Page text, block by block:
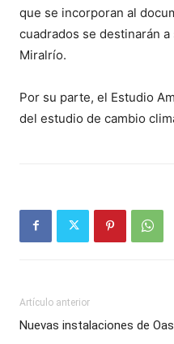
que se incorporan al
cuadrados se destinarán
Miralrío.
Por su parte, el Estudio
del estudio de cambio
Artículo anterior
Nuevas instalaciones de